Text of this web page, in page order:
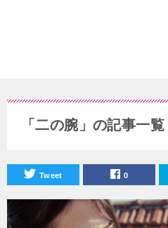
「二の腕」の記事一覧
Tweet 0